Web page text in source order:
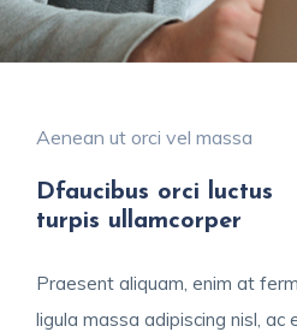
Aenean ut orci vel massa
Dfaucibus orci luctus
turpis ullamcorper
Praesent aliquam, enim at
ligula massa adipiscing nisl, ac